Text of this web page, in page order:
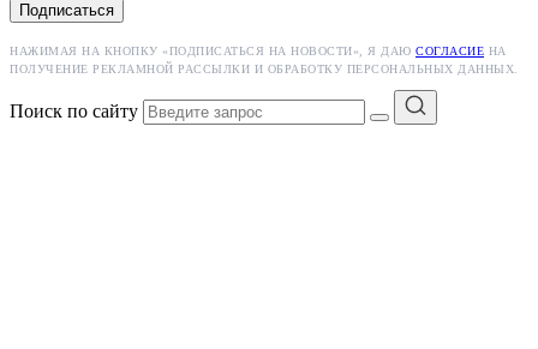
Подписаться
НАЖИМАЯ НА КНОПКУ «ПОДПИСАТЬСЯ НА НОВОСТИ», Я ДАЮ СОГЛАСИЕ НА
ПОЛУЧЕНИЕ РЕКЛАМНОЙ РАССЫЛКИ И ОБРАБОТКУ ПЕРСОНАЛЬНЫХ ДАННЫХ.
Поиск по сайту